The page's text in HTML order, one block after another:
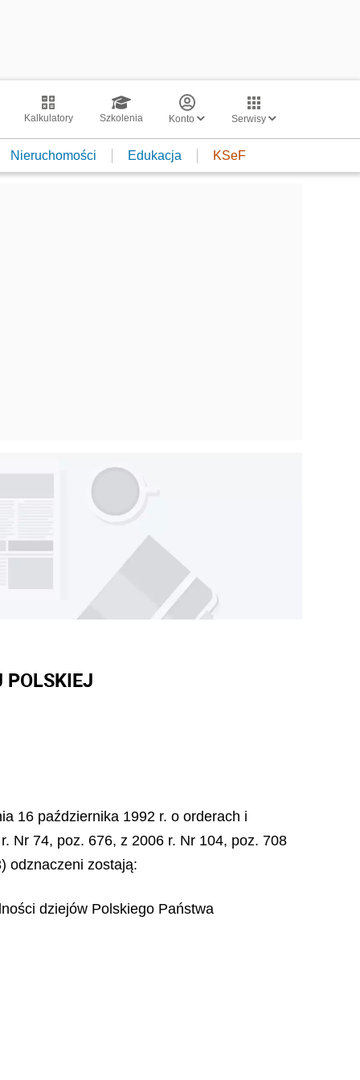
Kalkulatory Szkolenia Konto Serwisy
Nieruchomości Edukacja KSeF
POLSKIEJ
16 października 1992 r. o orderach i
Nr 74, poz. 676, z 2006 r. Nr 104, poz. 708
odznaczeni zostają:
dziejów Polskiego Państwa